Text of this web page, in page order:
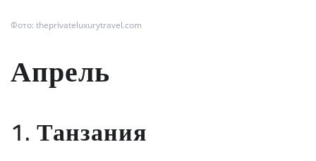
Фото: theprivateluxurytravel.com
Апрель
1. Танзания